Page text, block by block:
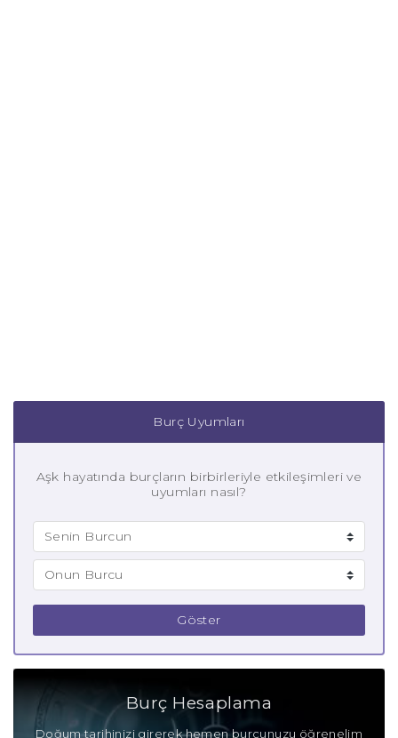
Burç Uyumları
Aşk hayatında burçların birbirleriyle etkileşimleri ve
uyumları nasıl?
Göster
Burç Hesaplama
Doğum tarihinizi girerek hemen burcunuzu öğrenelim